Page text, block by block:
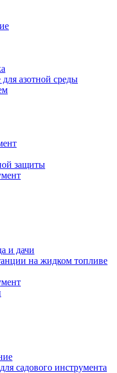
азотной среды
защиты
и дачи
на жидком топливе
садового инструмента